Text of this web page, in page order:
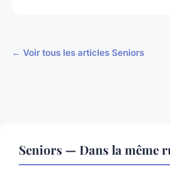
← Voir tous les articles Seniors
Seniors — Dans la même